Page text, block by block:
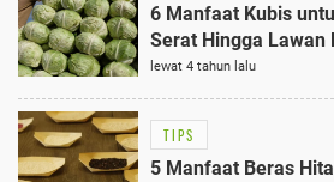
6 Manfaat Kubis
Serat Hingga Lawan
lewat 4 tahun lalu
TIPS
5 Manfaat Beras